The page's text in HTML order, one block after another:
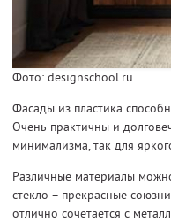
Фото: designschool.ru
Фасады из пластика
Очень практичны и
минимализма, так для
Различные материалы
стекло – прекрасные
отлично сочетается с